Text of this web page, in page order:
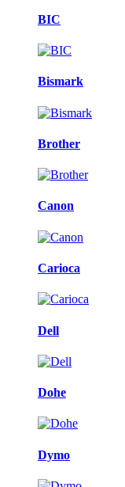
BIC
Bismark
Brother
Canon
Carioca
Dell
Dohe
Dymo